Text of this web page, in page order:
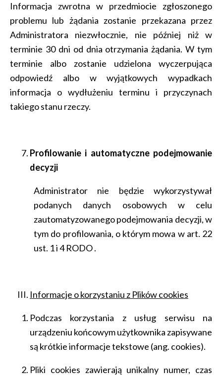
Informacja zwrotna w przedmiocie zgłoszonego
problemu lub żądania zostanie przekazana przez
Administratora niezwłocznie, nie później niż w
terminie 30 dni od dnia otrzymania żądania. W tym
terminie albo zostanie udzielona wyczerpująca
odpowiedź albo w wyjątkowych wypadkach
informacja o wydłużeniu terminu i przyczynach
takiego stanu rzeczy.
Profilowanie i automatyczne podejmowanie
decyzji
Administrator nie będzie wykorzystywał
podanych danych osobowych w celu
zautomatyzowanego podejmowania decyzji, w
tym do profilowania, o którym mowa w art. 22
ust. 1 i 4 RODO .
Informacje o korzystaniu z Plików cookies
Podczas korzystania z usług serwisu na
urządzeniu końcowym użytkownika zapisywane
są krótkie informacje tekstowe (ang. cookies).
Pliki cookies zawierają unikalny numer, czas